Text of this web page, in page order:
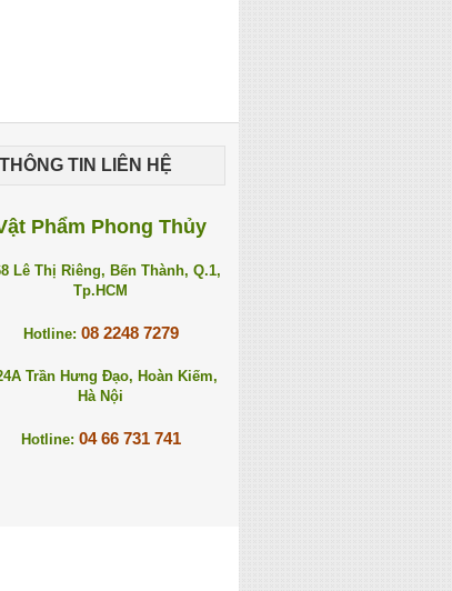
THÔNG TIN LIÊN HỆ
Phẩm Phong Thủy
Lê Thị Riêng, Bến Thành, Q.1,
Tp.HCM
Hotline: 08 2248 7279
Trần Hưng Đạo, Hoàn Kiếm,
Hà Nội
Hotline: 04 66 731 741